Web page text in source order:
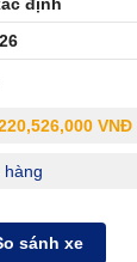
VNĐ
sánh xe